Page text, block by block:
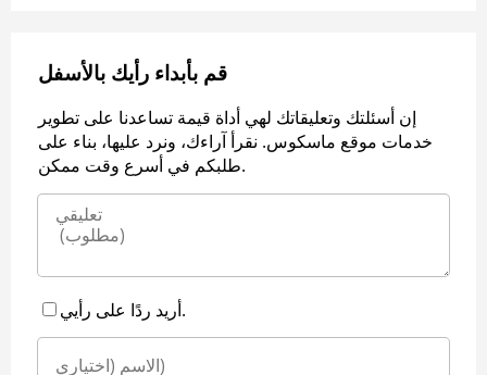
قم بأبداء رأيك بالأسفل
إن أسئلتك وتعليقاتك لهي أداة قيمة تساعدنا على تطوير
خدمات موقع ماسكوس. نقرأ آراءك، ونرد عليها، بناء على
طلبكم في أسرع وقت ممكن.
أريد ردًا على رأيي.